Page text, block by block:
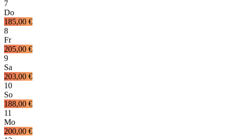
7
Do
185,00 €
8
Fr
205,00 €
9
Sa
203,00 €
10
So
188,00 €
11
Mo
200,00 €